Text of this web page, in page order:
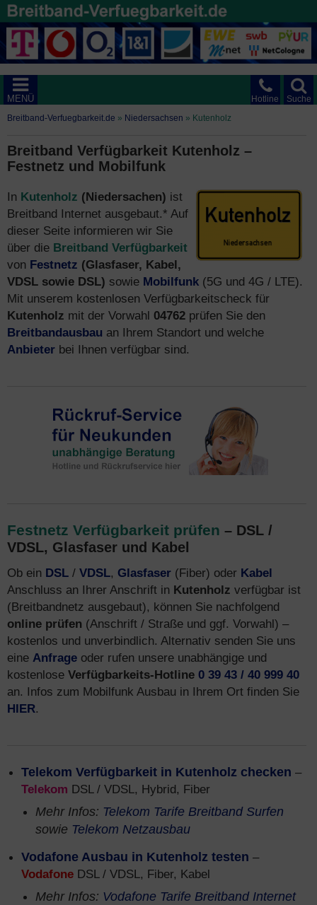
Suche
Hotline
MENÜ
Breitband-Verfuegbarkeit.de » Niedersachsen » Kutenholz
Breitband Verfügbarkeit Kutenholz –
Festnetz und Mobilfunk
In Kutenholz (Niedersachen) ist
Breitband Internet ausgebaut.* Auf
dieser Seite informieren wir Sie
über die Breitband Verfügbarkeit
von Festnetz (Glasfaser, Kabel,
VDSL sowie DSL) sowie Mobilfunk (5G und 4G / LTE).
Mit unserem kostenlosen Verfügbarkeitscheck für
Kutenholz mit der Vorwahl 04762 prüfen Sie den
Breitbandausbau an Ihrem Standort und welche
Anbieter bei Ihnen verfügbar sind.
Festnetz Verfügbarkeit prüfen – DSL /
VDSL, Glasfaser und Kabel
Ob ein DSL / VDSL, Glasfaser (Fiber) oder Kabel
Anschluss an Ihrer Anschrift in Kutenholz verfügbar ist
(Breitbandnetz ausgebaut), können Sie nachfolgend
online prüfen (Anschrift / Straße und ggf. Vorwahl) –
kostenlos und unverbindlich. Alternativ senden Sie uns
eine Anfrage oder rufen unsere unabhängige und
kostenlose Verfügbarkeits-Hotline 0 39 43 / 40 999 40
an. Infos zum Mobilfunk Ausbau in Ihrem Ort finden Sie
HIER.
Telekom Verfügbarkeit in Kutenholz checken –
Telekom DSL / VDSL, Hybrid, Fiber
Mehr Infos: Telekom Tarife Breitband Surfen
sowie Telekom Netzausbau
Vodafone Ausbau in Kutenholz testen –
Vodafone DSL / VDSL, Fiber, Kabel
Mehr Infos: Vodafone Tarife Breitband Internet